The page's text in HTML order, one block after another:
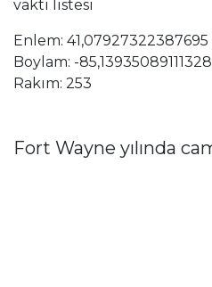
vakti listesi
Enlem: 41,07927322387695
Boylam: -85,13935089111328
Rakım: 253
Fort Wayne yılında